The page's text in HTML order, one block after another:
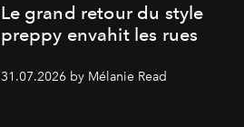
Le grand retour du style
preppy envahit les rues
31.07.2026 by Mélanie Read